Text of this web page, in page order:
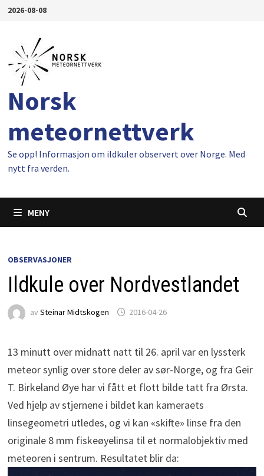
Gå2026-08-08
Norsk
meteornettverk
Se opp! Informasjon om ildkuler observert over Norge. Med
nytt fra verden.
MENY
OBSERVASJONER
Ildkule over Nordvestlandet
av Steinar Midtskogen 2016-04-26
13 minutt over midnatt natt til 26. april var en lyssterk
meteor synlig over store deler av sør-Norge, og fra Geir
T. Birkeland Øye har vi fått et flott bilde tatt fra Ørsta.
Ved hjelp av stjernene i bildet kan kameraets
linsegeometri utledes, og vi kan «skifte» linse fra den
originale 8 mm fiskeøyelinsa til et normalobjektiv med
meteoren i sentrum. Resultatet blir da: